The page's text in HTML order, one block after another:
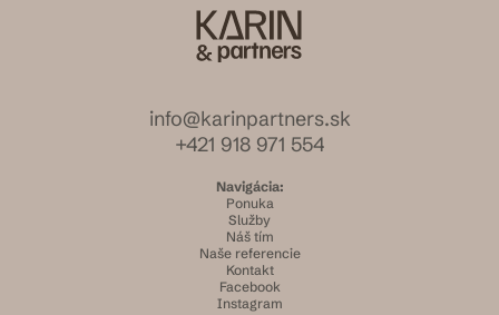
info@karinpartners.sk
+421 918 971 554
Navigácia:
Ponuka
Služby
Náš tím
Naše referencie
Kontakt
Facebook
Instagram